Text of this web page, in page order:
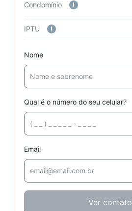
Condomínio
IPTU
Nome
Qual é o número do seu celular?
Email
Ver contato